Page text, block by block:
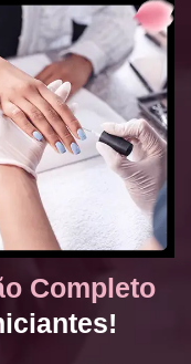
Completo